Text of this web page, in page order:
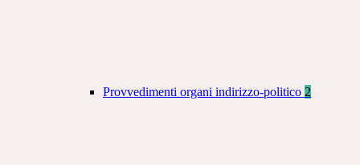
Provvedimenti organi indirizzo-politico 2